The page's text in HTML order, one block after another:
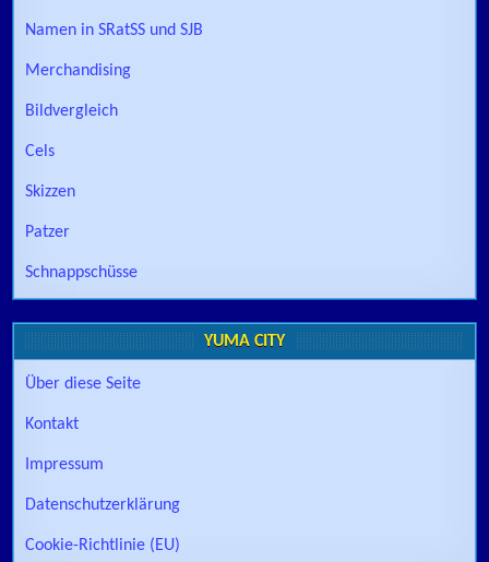
Namen in SRatSS und SJB
Merchandising
Bildvergleich
Cels
Skizzen
Patzer
Schnappschüsse
YUMA CITY
Über diese Seite
Kontakt
Impressum
Datenschutzerklärung
Cookie-Richtlinie (EU)